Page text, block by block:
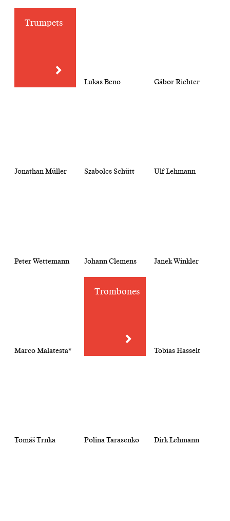
Trumpets
Lukas Beno Gábor Richter
Jonathan Müller Szabolcs Schütt Ulf Lehmann
Peter Wettemann Johann Clemens Janek Winkler
Marco Malatesta*
Trombones
Tobias Hasselt
Tomáš Trnka Polina Tarasenko Dirk Lehmann